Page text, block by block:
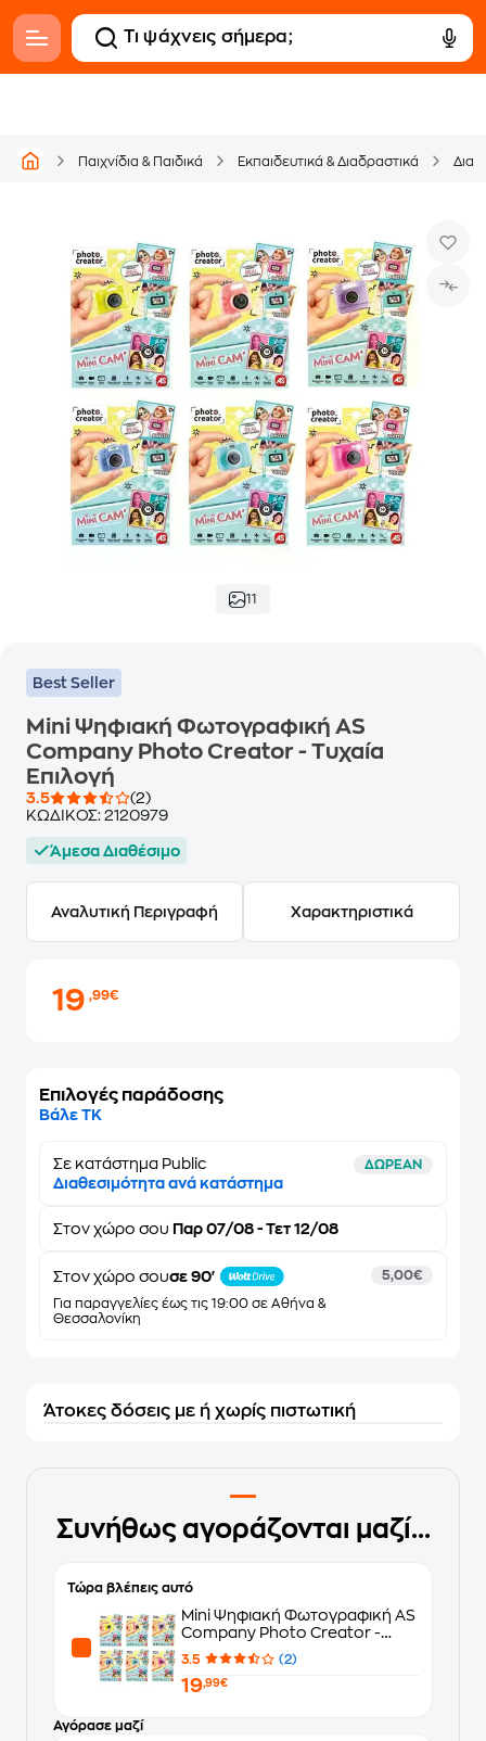
Παιχνίδια & Παιδικά Εκπαιδευτικά & Διαδραστικά
11
Best Seller
Mini Ψηφιακή Φωτογραφική AS
Company Photo Creator - Τυχαία
Επιλογή
3.5
(2)
ΚΩΔΙΚΟΣ: 2120979
Άμεσα Διαθέσιμο
Αναλυτική Περιγραφή Χαρακτηριστικά
19,99€
Επιλογές παράδοσης
Βάλε ΤΚ
Σε κατάστημα Public ΔΩΡΕΑΝ
Διαθεσιμότητα ανά κατάστημα
Στον χώρο σου Παρ 07/08 - Τετ 12/08
Στον χώρο σουσε 90'
Για παραγγελίες έως τις 19:00 σε Αθήνα &
Θεσσαλονίκη
5,00€
Άτοκες δόσεις με ή χωρίς πιστωτική
Συνήθως αγοράζονται μαζί...
Τώρα βλέπεις αυτό
Mini Ψηφιακή Φωτογραφική AS
Company Photo Creator -
Τυχαία Επιλογή
3.5 (2)
19,99€
Αγόρασε μαζί